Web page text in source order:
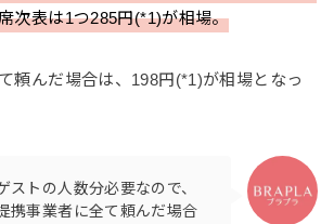
次表は1つ285円(*1)が相場。
頼んだ場合は、198円(*1)が相場となっ
ストの人数分必要なので、
携事業者に全て頼んだ場合